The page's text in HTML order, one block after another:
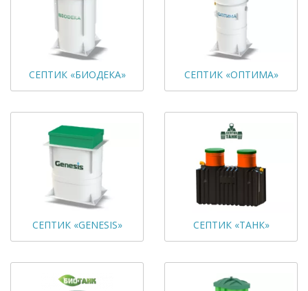
СЕПТИК «БИОДЕКА» СЕПТИК «ОПТИМА»
СЕПТИК «GENESIS» СЕПТИК «ТАНК»